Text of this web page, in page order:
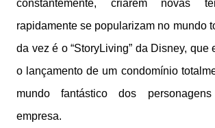
constantemente, criarem novas
rapidamente se popularizam no mundo
da vez é o “StoryLiving” da Disney, que
o lançamento de um condomínio
mundo fantásticodos
empresa.